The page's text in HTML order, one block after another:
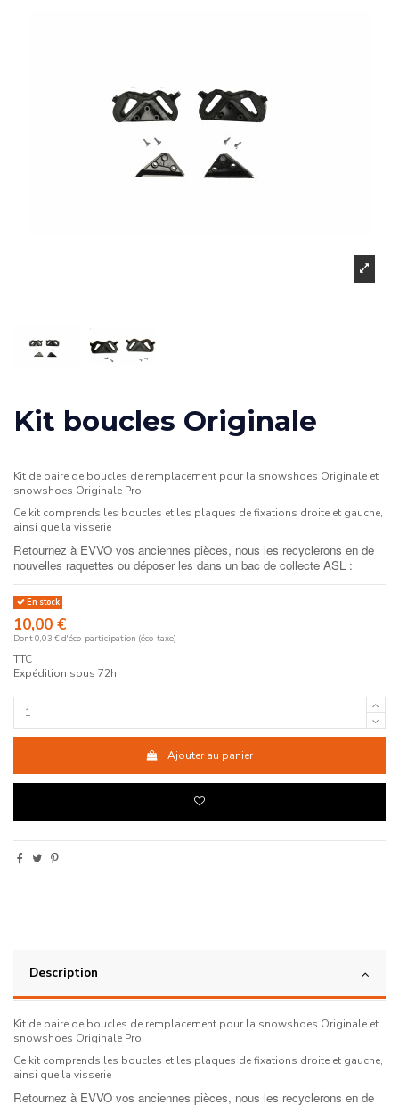
Kit boucles Originale
Kit de paire de boucles de remplacement pour la snowshoes Originale et
snowshoes Originale Pro.
Ce kit comprends les boucles et les plaques de fixations droite et gauche,
ainsi que la visserie
Retournez à EVVO vos anciennes pièces, nous les recyclerons en de
nouvelles raquettes ou déposer les dans un bac de collecte ASL :
En stock
10,00 €
Dont 0,03 € d'éco-participation (éco-taxe)
TTC
Expédition sous 72h
Ajouter au panier
Description
Kit de paire de boucles de remplacement pour la snowshoes Originale et
snowshoes Originale Pro.
Ce kit comprends les boucles et les plaques de fixations droite et gauche,
ainsi que la visserie
Retournez à EVVO vos anciennes pièces, nous les recyclerons en de